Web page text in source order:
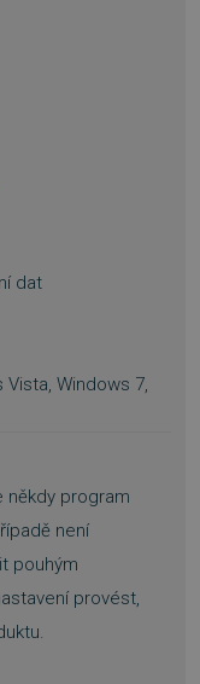
dat
Windows 7,
někdy program
není
pouhým
provést,
soubory
/
LLC
www.google.com
5 měsíců
3 týdny